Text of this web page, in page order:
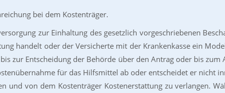
bei dem Kostenträger.
zur Einhaltung des gesetzlich vorgeschriebenen
handelt oder der Versicherte mit der Krankenkasse ein
zur Entscheidung der Behörde über den Antrag oder bis zum
für das Hilfsmittel ab oder entscheidet er nicht
und von dem Kostenträger Kostenerstattung zu verlangen.